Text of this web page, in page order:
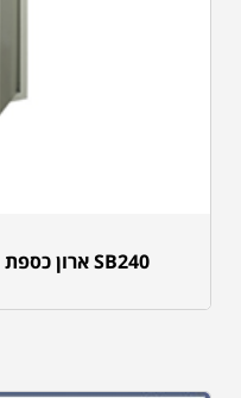
SB240 ארון כספת מבוקרת לאחסון כלי נשק